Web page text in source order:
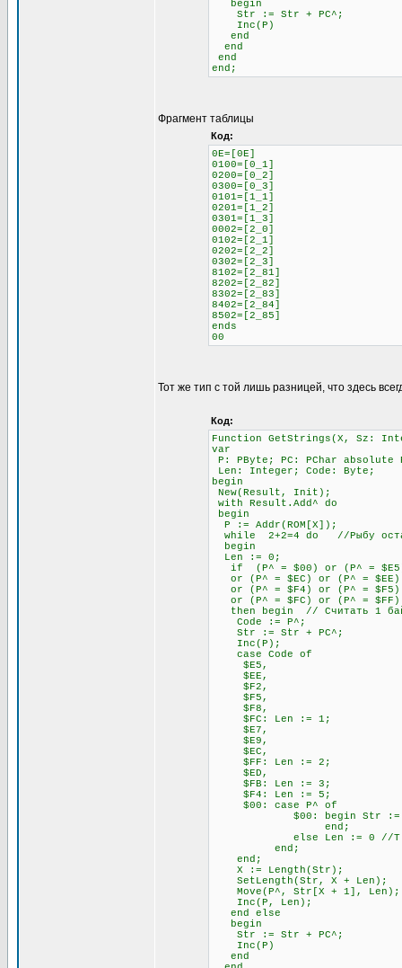
begin
Str := Str + PC^;
Inc(P)
end
end
end
end;
Фрагмент таблицы
Код:
0E=[0E]
0100=[0_1]
0200=[0_2]
0300=[0_3]
0101=[1_1]
0201=[1_2]
0301=[1_3]
0002=[2_0]
0102=[2_1]
0202=[2_2]
0302=[2_3]
8102=[2_81]
8202=[2_82]
8302=[2_83]
8402=[2_84]
8502=[2_85]
ends
00
Тот же тип с той лишь разницей, что здесь
Код:
Function GetStrings(X, Sz:
var
P: PByte; PC: PChar absolute
Len: Integer; Code: Byte;
begin
New(Result, Init);
with Result.Add^ do
begin
P := Addr(ROM[X]);
while 2+2=4 do //Рыбу
begin
Len := 0;
if (P^ = $00) or (P^ = $E5)
or (P^ = $EC) or (P^ = $EE)
or (P^ = $F4) or (P^ = $F5)
or (P^ = $FC) or (P^ = $FF)
then begin // Считать 1
Code := P^;
Str := Str + PC^;
Inc(P);
case Code of
$E5,
$EE,
$F2,
$F5,
$F8,
$FC: Len := 1;
$E7,
$E9,
$EC,
$FF: Len := 2;
$ED,
$FB: Len := 3;
$F4: Len := 5;
$00: case P^ of
$00: begin Str := Str +
end;
else Len := 0 //Т.к. 00,
end;
end;
X := Length(Str);
SetLength(Str, X + Len);
Move(P^, Str[X + 1], Len);
Inc(P, Len);
end else
begin
Str := Str + PC^;
Inc(P)
end